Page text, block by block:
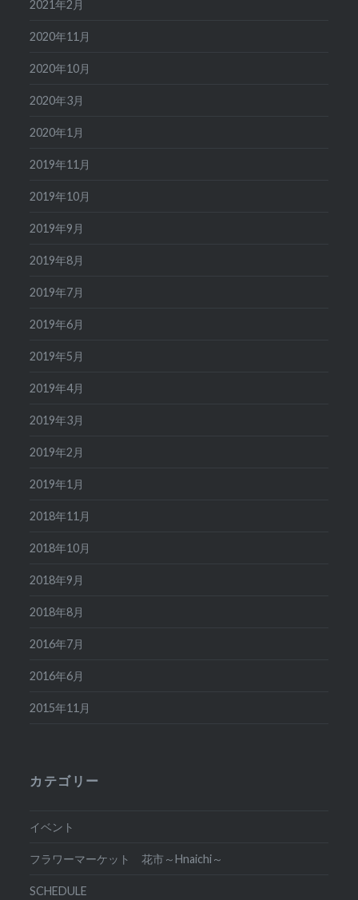
2021年2月
2020年11月
2020年10月
2020年3月
2020年1月
2019年11月
2019年10月
2019年9月
2019年8月
2019年7月
2019年6月
2019年5月
2019年4月
2019年3月
2019年2月
2019年1月
2018年11月
2018年10月
2018年9月
2018年8月
2016年7月
2016年6月
2015年11月
カテゴリー
イベント
フラワーマーケット 花市～Hnaichi～
SCHEDULE